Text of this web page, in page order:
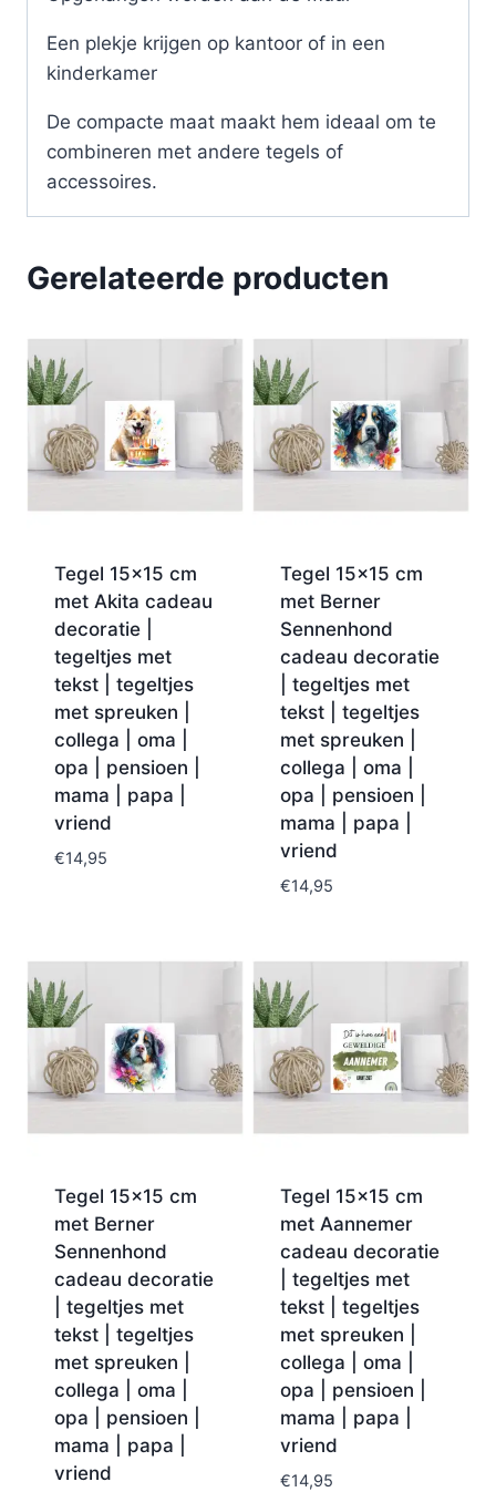
Een plekje krijgen op kantoor of in een
kinderkamer
De compacte maat maakt hem ideaal om te
combineren met andere tegels of
accessoires.
Gerelateerde producten
Tegel 15×15 cm
met Akita cadeau
decoratie |
tegeltjes met
tekst | tegeltjes
met spreuken |
collega | oma |
opa | pensioen |
mama | papa |
vriend
€14,95
Tegel 15×15 cm
met Berner
Sennenhond
cadeau decoratie
| tegeltjes met
tekst | tegeltjes
met spreuken |
collega | oma |
opa | pensioen |
mama | papa |
vriend
€14,95
Tegel 15×15 cm
met Berner
Sennenhond
cadeau decoratie
| tegeltjes met
tekst | tegeltjes
met spreuken |
collega | oma |
opa | pensioen |
mama | papa |
vriend
Tegel 15×15 cm
met Aannemer
cadeau decoratie
| tegeltjes met
tekst | tegeltjes
met spreuken |
collega | oma |
opa | pensioen |
mama | papa |
vriend
€14,95